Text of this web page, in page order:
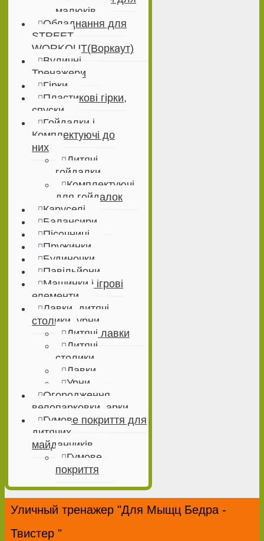
малюків
Обладнання для
STREET
WORKOUT(Воркаут)
Вуличні
Тренажери
Гірки
Пластикові гірки,
спуски
Гойдалки і
Комплектуючі до
них
Дитячі
гойдалки
Комплектуючі
для гойдалок
Каруселі
Балансири
Пісочниці
Пружинки
Будиночки
Павільйони
Машинки і ігрові
елементи
Лавки, дитячі
столики, урни
Дитячі лавки
Дитячі
столики
Лавки
Урни
Огородження,
велопарковки, арки
Гумове покриття для
дитячих
майданчиків
Гумове
покриття
Уличный тренажер "Для Мыщц Бедра -
Твистер "